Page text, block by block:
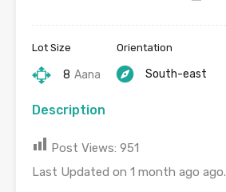
Lot Size
8 Aana
Orientation
South-east
Description
Post Views: 951
Last Updated on 1 month ago ago.